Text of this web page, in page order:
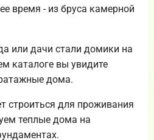
время - из бруса камерной
или дачи стали домики на
каталоге вы увидите
дома.
строиться для проживания
теплые дома на